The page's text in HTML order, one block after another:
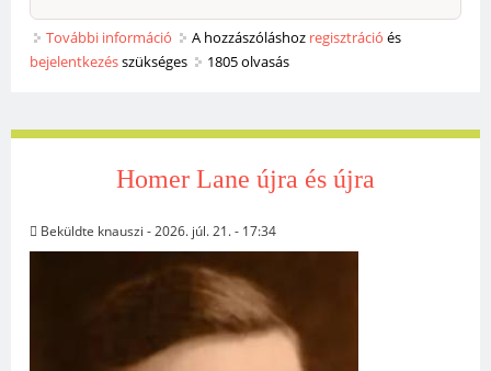
További információ Jegyzetek az értékelésről tartalommal
kapcsolatosan
A hozzászóláshoz regisztráció és
bejelentkezésszükséges 1805 olvasás
Homer Lane újra és újra
Beküldte knauszi - 2026. júl. 21. - 17:34